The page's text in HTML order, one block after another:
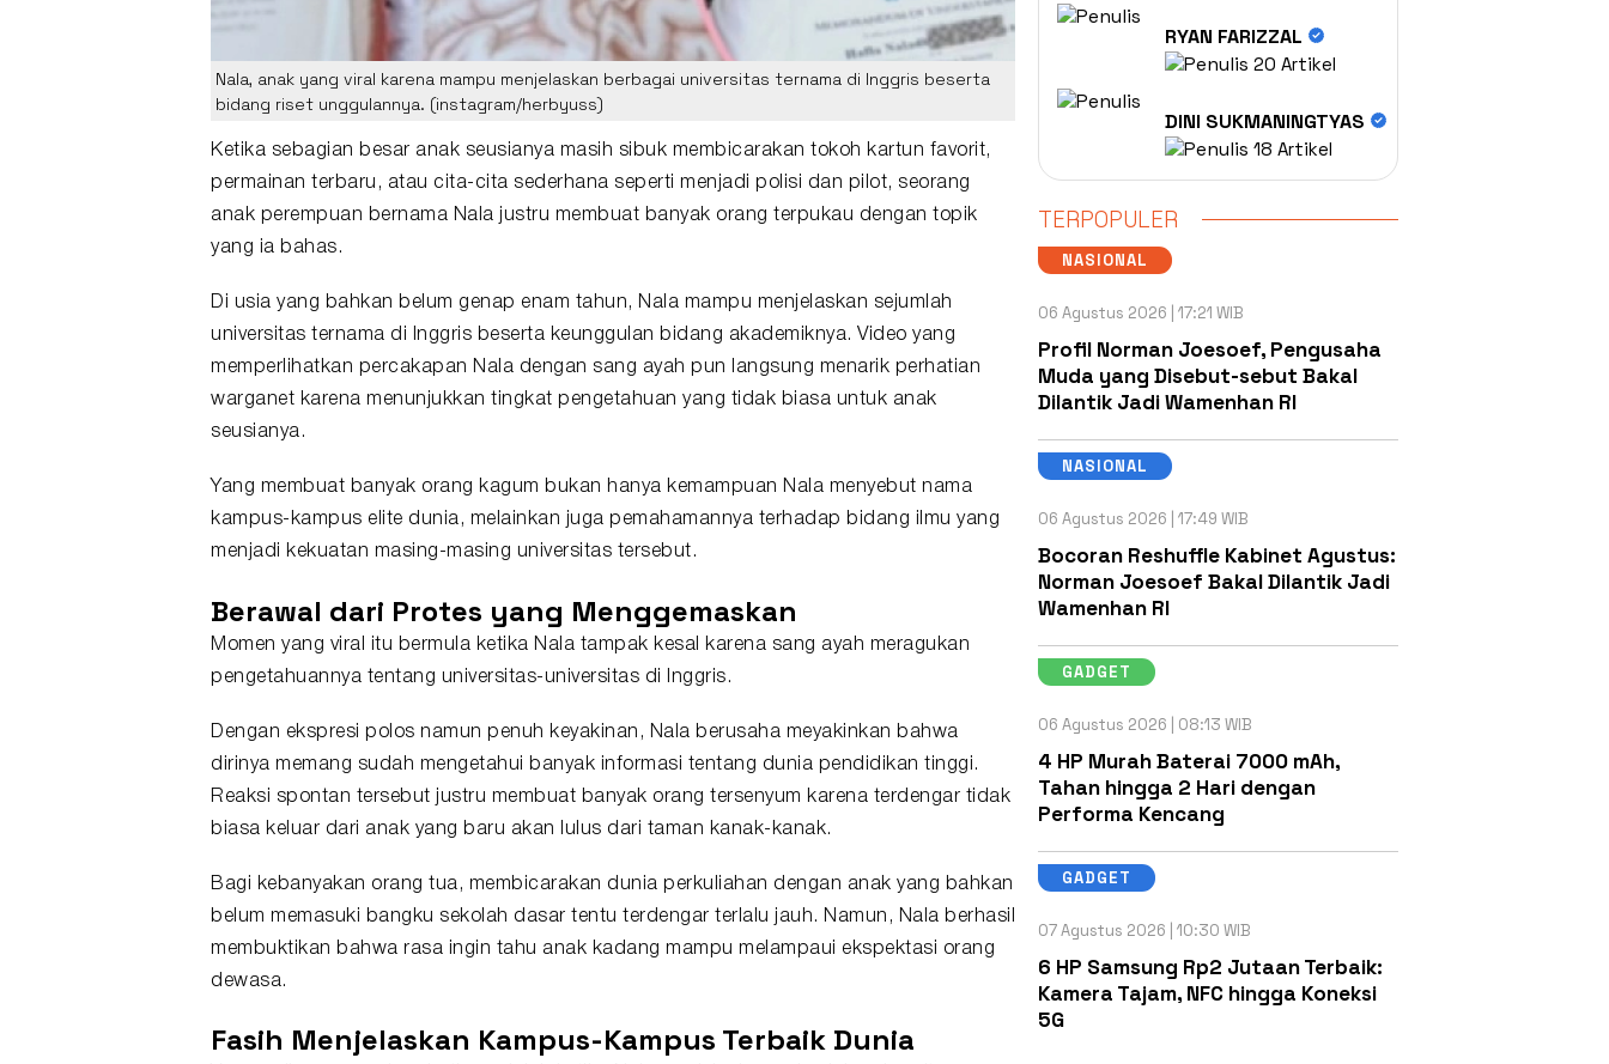
Nala, anak yang viral karena mampu menjelaskan berbagai universitas ternama di Inggris beserta
bidang riset unggulannya. (instagram/herbyuss)
Ketika sebagian besar anak seusianya masih sibuk membicarakan tokoh kartun favorit,
permainan terbaru, atau cita-cita sederhana seperti menjadi polisi dan pilot, seorang
anak perempuan bernama Nala justru membuat banyak orang terpukau dengan topik
yang ia bahas.
Di usia yang bahkan belum genap enam tahun, Nala mampu menjelaskan sejumlah
universitas ternama di Inggris beserta keunggulan bidang akademiknya. Video yang
memperlihatkan percakapan Nala dengan sang ayah pun langsung menarik perhatian
warganet karena menunjukkan tingkat pengetahuan yang tidak biasa untuk anak
seusianya.
Yang membuat banyak orang kagum bukan hanya kemampuan Nala menyebut nama
kampus-kampus elite dunia, melainkan juga pemahamannya terhadap bidang ilmu yang
menjadi kekuatan masing-masing universitas tersebut.
Berawal dari Protes yang Menggemaskan
Momen yang viral itu bermula ketika Nala tampak kesal karena sang ayah meragukan
pengetahuannya tentang universitas-universitas di Inggris.
Dengan ekspresi polos namun penuh keyakinan, Nala berusaha meyakinkan bahwa
dirinya memang sudah mengetahui banyak informasi tentang dunia pendidikan tinggi.
Reaksi spontan tersebut justru membuat banyak orang tersenyum karena terdengar tidak
biasa keluar dari anak yang baru akan lulus dari taman kanak-kanak.
Bagi kebanyakan orang tua, membicarakan dunia perkuliahan dengan anak yang bahkan
belum memasuki bangku sekolah dasar tentu terdengar terlalu jauh. Namun, Nala berhasil
membuktikan bahwa rasa ingin tahu anak kadang mampu melampaui ekspektasi orang
dewasa.
Fasih Menjelaskan Kampus-Kampus Terbaik Dunia
RYAN FARIZZAL
20 Artikel
DINI SUKMANINGTYAS
18 Artikel
TERPOPULER
NASIONAL
06 Agustus 2026 | 17:21 WIB
Profil Norman Joesoef, Pengusaha
Muda yang Disebut-sebut Bakal
Dilantik Jadi Wamenhan RI
NASIONAL
06 Agustus 2026 | 17:49 WIB
Bocoran Reshuffle Kabinet Agustus:
Norman Joesoef Bakal Dilantik Jadi
Wamenhan RI
GADGET
06 Agustus 2026 | 08:13 WIB
4 HP Murah Baterai 7000 mAh,
Tahan hingga 2 Hari dengan
Performa Kencang
GADGET
07 Agustus 2026 | 10:30 WIB
6 HP Samsung Rp2 Jutaan Terbaik:
Kamera Tajam, NFC hingga Koneksi
5G